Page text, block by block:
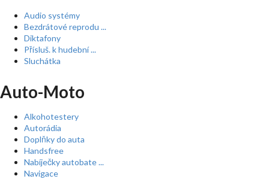
Audio systémy
Bezdrátové reprodu ...
Diktafony
Přísluš. k hudební ...
Sluchátka
Auto-Moto
Alkohotestery
Autorádia
Doplňky do auta
Handsfree
Nabíječky autobate ...
Navigace